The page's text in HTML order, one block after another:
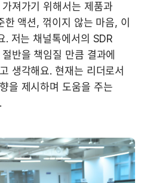
져가기 위해서는 제품과
한 액션, 꺾이지 않는 마음, 이
. 저는 채널톡에서의 SDR
반을 책임질 만큼 결과에
생각해요. 현재는 리더로서
을 제시하며 도움을 주는